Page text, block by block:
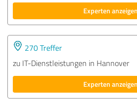
Experten anzeigen
270 Treffer
zu IT-Dienstleistungen in Hannover
Experten anzeigen